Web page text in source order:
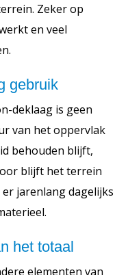
Zeker op
en veel
gebruik
deklaag is geen
van het oppervlak
behouden blijft,
blijft het terrein
jarenlang dagelijks
het totaal
elementen van